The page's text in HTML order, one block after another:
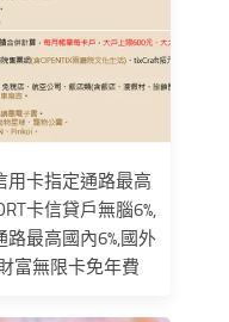
用卡指定通路最高
卡信貸戶無腦6%,
最高國內6%,國外
富無限卡免年費